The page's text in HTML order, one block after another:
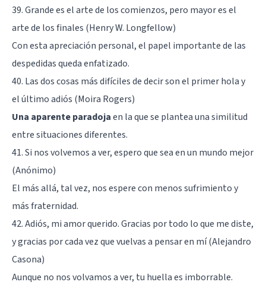
39. Grande es el arte de los comienzos, pero mayor es el
arte de los finales (Henry W. Longfellow)
Con esta apreciación personal, el papel importante de las
despedidas queda enfatizado.
40. Las dos cosas más difíciles de decir son el primer hola y
el último adiós (Moira Rogers)
Una aparente paradojaen la que se plantea una similitud
entre situaciones diferentes.
41. Si nos volvemos a ver, espero que sea en un mundo mejor
(Anónimo)
El más allá, tal vez, nos espere con menos sufrimiento y
más fraternidad.
42. Adiós, mi amor querido. Gracias por todo lo que me diste,
y gracias por cada vez que vuelvas a pensar en mí (Alejandro
Casona)
Aunque no nos volvamos a ver, tu huella es imborrable.